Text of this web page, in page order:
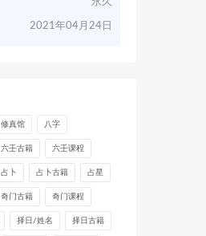
2021年04月24日
修真馆 八字
六壬古籍 六壬课程
占卜 占卜古籍 占星
奇门古籍 奇门课程
择日/姓名 择日古籍